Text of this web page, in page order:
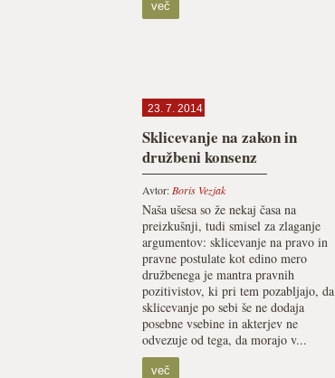
več
23. 7. 2014
Sklicevanje na zakon in
družbeni konsenz
Avtor: Boris Vezjak
Naša ušesa so že nekaj časa na
preizkušnji, tudi smisel za zlaganje
argumentov: sklicevanje na pravo in
pravne postulate kot edino mero
družbenega je mantra pravnih
pozitivistov, ki pri tem pozabljajo, da
sklicevanje po sebi še ne dodaja
posebne vsebine in akterjev ne
odvezuje od tega, da morajo v...
več